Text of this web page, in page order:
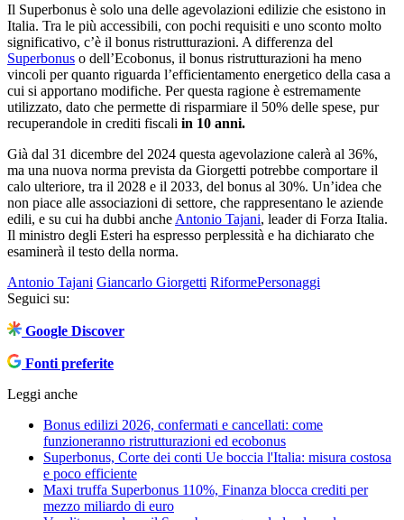
Il Superbonus è solo una delle agevolazioni edilizie che esistono in
Italia. Tra le più accessibili, con pochi requisiti e uno sconto molto
significativo, c’è il bonus ristrutturazioni. A differenza del
Superbonus o dell’Ecobonus, il bonus ristrutturazioni ha meno
vincoli per quanto riguarda l’efficientamento energetico della casa a
cui si apportano modifiche. Per questa ragione è estremamente
utilizzato, dato che permette di risparmiare il 50% delle spese, pur
recuperandole in crediti fiscali in 10 anni.
Già dal 31 dicembre del 2024 questa agevolazione calerà al 36%,
ma una nuova norma prevista da Giorgetti potrebbe comportare il
calo ulteriore, tra il 2028 e il 2033, del bonus al 30%. Un’idea che
non piace alle associazioni di settore, che rappresentano le aziende
edili, e su cui ha dubbi anche Antonio Tajani, leader di Forza Italia.
Il ministro degli Esteri ha espresso perplessità e ha dichiarato che
esaminerà il testo della norma.
Antonio Tajani Giancarlo Giorgetti RiformePersonaggi
Seguici su:
Google Discover
Fonti preferite
Leggi anche
Bonus edilizi 2026, confermati e cancellati: come
funzioneranno ristrutturazioni ed ecobonus
Superbonus, Corte dei conti Ue boccia l'Italia: misura costosa
e poco efficiente
Maxi truffa Superbonus 110%, Finanza blocca crediti per
mezzo miliardo di euro